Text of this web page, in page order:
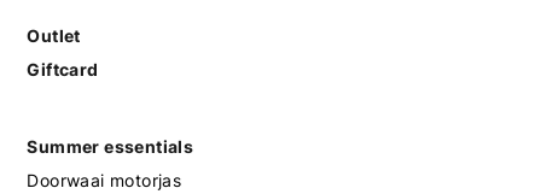
Outlet
Giftcard
Summer essentials
Doorwaai motorjas